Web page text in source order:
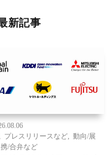
新記事
プレスリリースなど
動向/展
/合弁など